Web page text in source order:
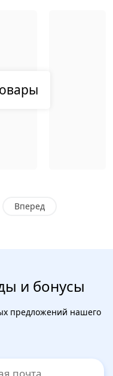
Вперед
и бонусы
предложений нашего